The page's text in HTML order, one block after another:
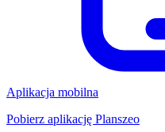
Aplikacja mobilna
Pobierz aplikację Planszeo